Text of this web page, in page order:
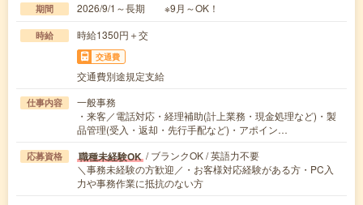
期間 2026/9/1～長期 ※9月～OK！
時給 時給1350円＋交
交通費
交通費別途規定支給
仕事内容
一般事務
・来客／電話対応・経理補助(計上業務・現金処理など)・製
品管理(受入・返却・先行手配など)・アポイン…
応募資格 職種未経験OK / ブランクOK / 英語力不要
＼事務未経験の方歓迎／・お客様対応経験がある方・PC入
力や事務作業に抵抗のない方